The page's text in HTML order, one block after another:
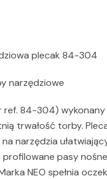
plecak 84-304
narzędziowe
ref. 84-304)
trwałość torby.
na narzędzia
pasy
NEO spełnia